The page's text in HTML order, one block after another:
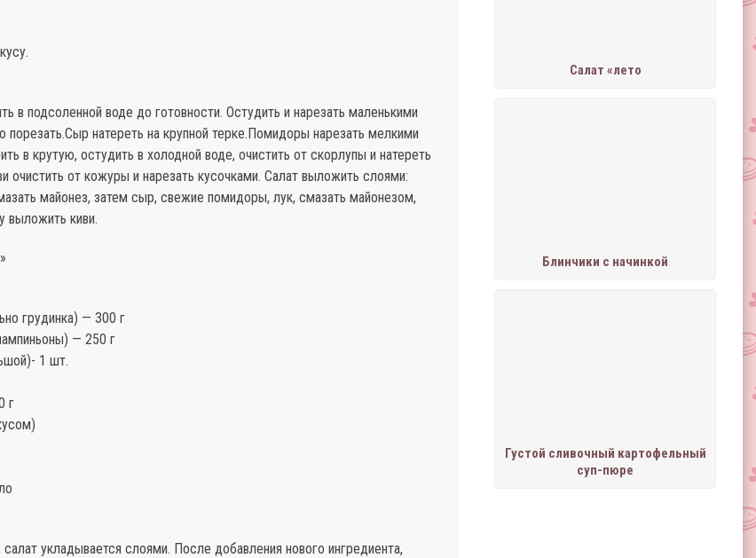
Салат «лето
Блинчики с начинкой
Густой сливочный картофельный
суп-пюре
в подсоленной воде до готовности. Остудить и нарезать маленькими
порезать.Сыр натереть на крупной терке.Помидоры нарезать мелкими
в крутую, остудить в холодной воде, очистить от скорлупы и натереть
очистить от кожуры и нарезать кусочками. Салат выложить слоями:
майонез, затем сыр, свежие помидоры, лук, смазать майонезом,
выложить киви.
грудинка) — 300 г
— 250 г
1 шт.
г
укладывается слоями. После добавления нового ингредиента,